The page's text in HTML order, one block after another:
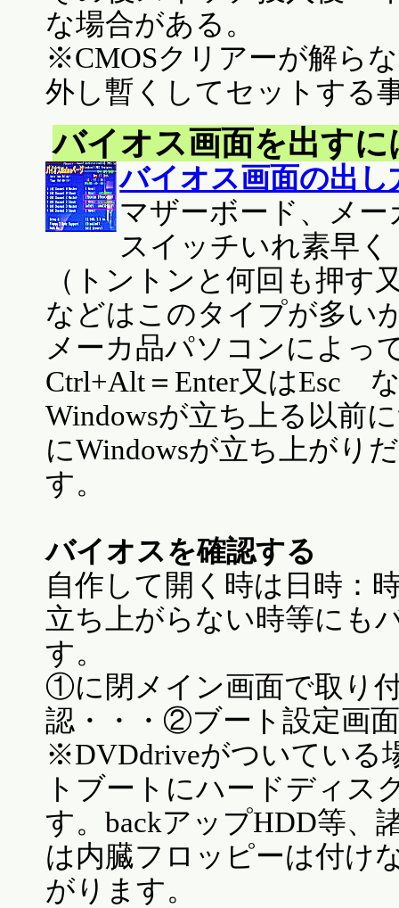
な場合がある。
※CMOSクリアーが解ら
外し暫くしてセットする
バイオス画面を出す
バイオス画面の出し
マザーボード、メ
スイッチいれ素早く
（トントンと何回も押す
などはこのタイプが多い
メーカ品パソコンによっ
Ctrl+Alt＝Enter又はEsc
Windowsが立ち上る以前
にWindowsが立ち上がり
す。
バイオスを確認する
自作して開く時は日時：
立ち上がらない時等にも
す。
①に閉メイン画面で取り
認・・・②ブート設定画
※DVDdriveがついている
トブートにハードディス
す。backアップHDD等、
は内臓フロッピーは付け
がります。